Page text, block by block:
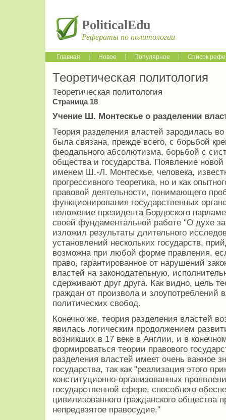
PoliticalEdu
Рефераты по политологии
Главная Новое Популярное Список
Теоретическая политология
Теоретическая политология
Страница 18
Учение Ш. Монтескье о разделении
Теория разделения властей зародилась
была связана, прежде всего, с борьбой
феодального абсолютизма, борьбой с
общества и государства. Появление
именем Ш.-Л. Монтескье, человека,
прогрессивного теоретика, но и как
правовой деятельности, понимающего
функционирования государственных
положение президента Бордоского
своей фундаментальной работе "О духе
изложил результаты длительного
установлений нескольких государств,
возможна при любой форме правления,
право, гарантированное от нарушений
властей на законодательную,
сдерживают друг друга. Как видно, цель
граждан от произвола и злоупотреблений
политических свобод.
Конечно же, теория разделения властей
явилась логическим продолжением
возникших в 17 веке в Англии, и в
формироваться теории правового
разделения властей имеет очень важное
государства, так как "реализация этого
конституционно-организованных
государственной сфере, способного
цивилизованного гражданского общества
непредвзятое правосудие."